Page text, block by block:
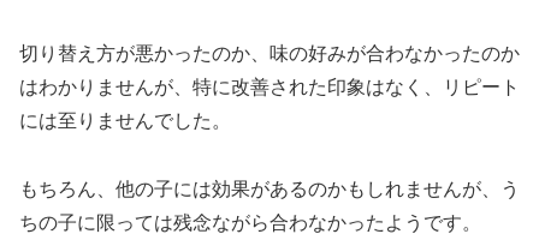
切り替え方が悪かったのか、味の好みが合わなかったのか
はわかりませんが、特に改善された印象はなく、リピート
には至りませんでした。
もちろん、他の子には効果があるのかもしれませんが、う
ちの子に限っては残念ながら合わなかったようです。